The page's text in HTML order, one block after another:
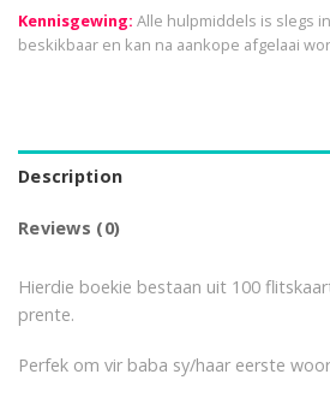
Kennisgewing: Alle hulpmiddels is slegs
beskikbaar en kan na aankope afgelaai
Description
Reviews (0)
Hierdie boekie bestaan uit 100
prente.
Perfek om vir baba sy/haar eerste